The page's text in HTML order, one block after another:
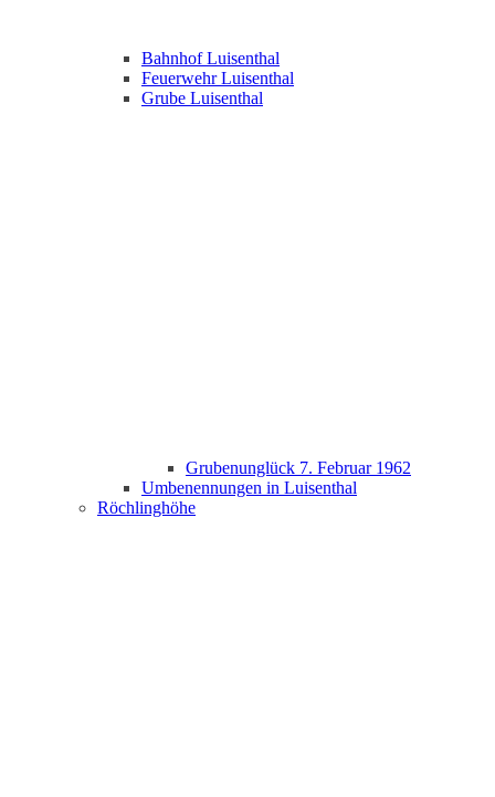
Bahnhof Luisenthal
Feuerwehr Luisenthal
Grube Luisenthal
Grubenunglück 7. Februar 1962
Umbenennungen in Luisenthal
Röchlinghöhe